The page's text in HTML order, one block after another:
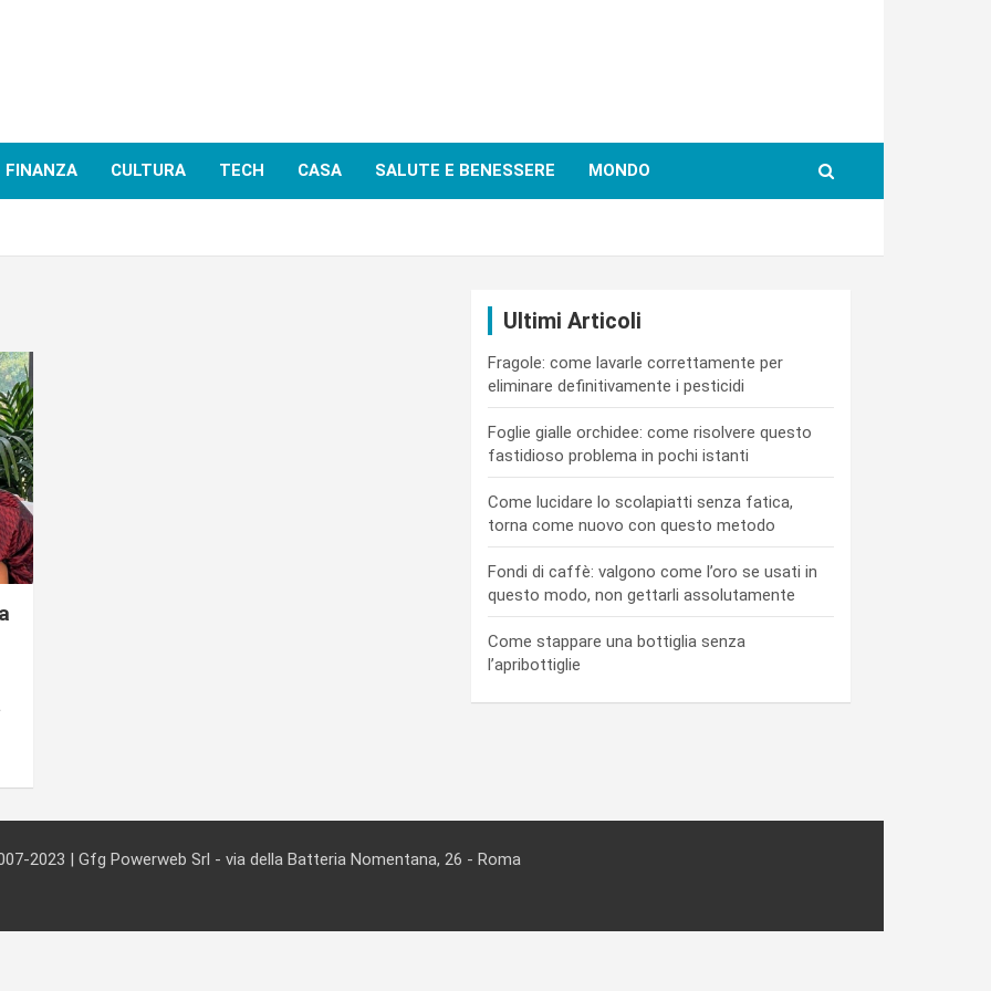
FINANZA CULTURA TECH CASA SALUTE E BENESSERE MONDO
Ultimi Articoli
Fragole: come lavarle correttamente per
eliminare definitivamente i pesticidi
Foglie gialle orchidee: come risolvere questo
fastidioso problema in pochi istanti
Come lucidare lo scolapiatti senza fatica,
torna come nuovo con questo metodo
Fondi di caffè: valgono come l’oro se usati in
questo modo, non gettarli assolutamente
Come stappare una bottiglia senza
l’apribottiglie
2023 | Gfg Powerweb Srl - via della Batteria Nomentana, 26 - Roma